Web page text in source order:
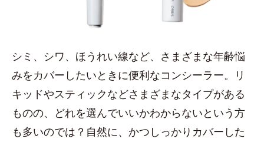
シミ、シワ、ほうれい線など、さまざまな年齢悩
みをカバーしたいときに便利なコンシーラー。リ
キッドやスティックなどさまざまなタイプがある
ものの、どれを選んでいいかわからないという方
も多いのでは？自然に、かつしっかりカバーした